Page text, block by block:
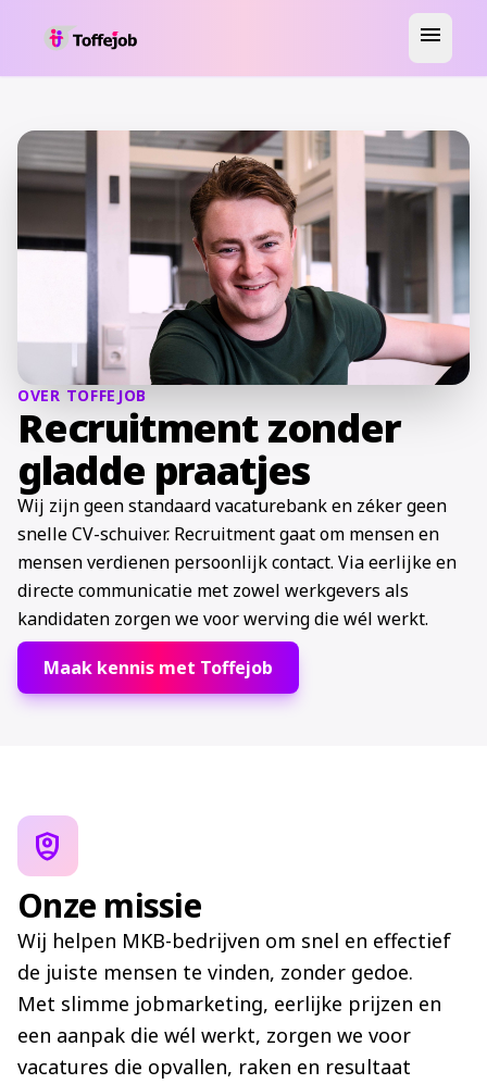
menu
OVER TOFFEJOB
Recruitment zonder
gladde praatjes
Wij zijn geen standaard vacaturebank en zéker geen
snelle CV-schuiver. Recruitment gaat om mensen en
mensen verdienen persoonlijk contact. Via eerlijke en
directe communicatie met zowel werkgevers als
kandidaten zorgen we voor werving die wél werkt.
Maak kennis met Toffejob
shield_person
Onze missie
Wij helpen MKB-bedrijven om snel en effectief
de juiste mensen te vinden, zonder gedoe.
Met slimme jobmarketing, eerlijke prijzen en
een aanpak die wél werkt, zorgen we voor
vacatures die opvallen, raken en resultaat